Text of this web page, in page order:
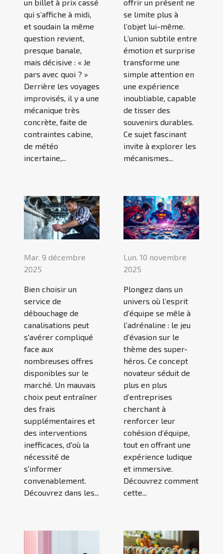
un billet à prix cassé
qui s’affiche à midi,
et soudain la même
question revient,
presque banale,
mais décisive : « Je
pars avec quoi ? »
Derrière les voyages
improvisés, il y a une
mécanique très
concrète, faite de
contraintes cabine,
de météo
incertaine,...
offrir un présent ne
se limite plus à
l’objet lui-même.
L’union subtile entre
émotion et surprise
transforme une
simple attention en
une expérience
inoubliable, capable
de tisser des
souvenirs durables.
Ce sujet fascinant
invite à explorer les
mécanismes...
Mar. 9 décembre
2025
Bien choisir un
service de
débouchage de
canalisations peut
s'avérer compliqué
face aux
nombreuses offres
disponibles sur le
marché. Un mauvais
choix peut entraîner
des frais
supplémentaires et
des interventions
inefficaces, d'où la
nécessité de
s'informer
convenablement.
Découvrez dans les...
Lun. 10 novembre
2025
Plongez dans un
univers où l’esprit
d’équipe se mêle à
l’adrénaline : le jeu
d’évasion sur le
thème des super-
héros. Ce concept
novateur séduit de
plus en plus
d’entreprises
cherchant à
renforcer leur
cohésion d’équipe,
tout en offrant une
expérience ludique
et immersive.
Découvrez comment
cette...